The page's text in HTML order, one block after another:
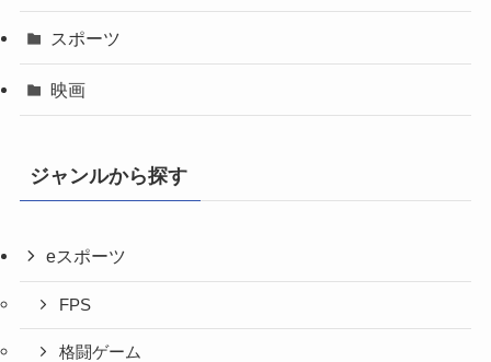
スポーツ
映画
ジャンルから探す
eスポーツ
FPS
格闘ゲーム